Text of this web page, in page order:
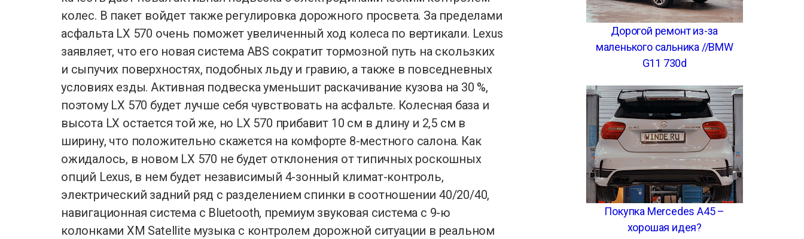
колес. В пакет войдет также регулировка дорожного просвета. За пределами
асфальта LX 570 очень поможет увеличенный ход колеса по вертикали. Lexus
заявляет, что его новая система ABS сократит тормозной путь на скользких
и сыпучих поверхностях, подобных льду и гравию, а также в повседневных
условиях езды. Активная подвеска уменьшит раскачивание кузова на 30 %,
поэтому LX 570 будет лучше себя чувствовать на асфальте. Колесная база и
высота LX остается той же, но LX 570 прибавит 10 см в длину и 2,5 см в
ширину, что положительно скажется на комфорте 8-местного салона. Как
ожидалось, в новом LX 570 не будет отклонения от типичных роскошных
опций Lexus, в нем будет независимый 4-зонный климат-контроль,
электрический задний ряд с разделением спинки в соотношении 40/20/40,
навигационная система с Bluetooth, премиум звуковая система с 9-ю
колонками XM Satellite музыка с контролем дорожной ситуации в реальном
Дорогой ремонт из-за
маленького сальника //BMW
G11 730d
Покупка Mercedes A45 –
хорошая идея?